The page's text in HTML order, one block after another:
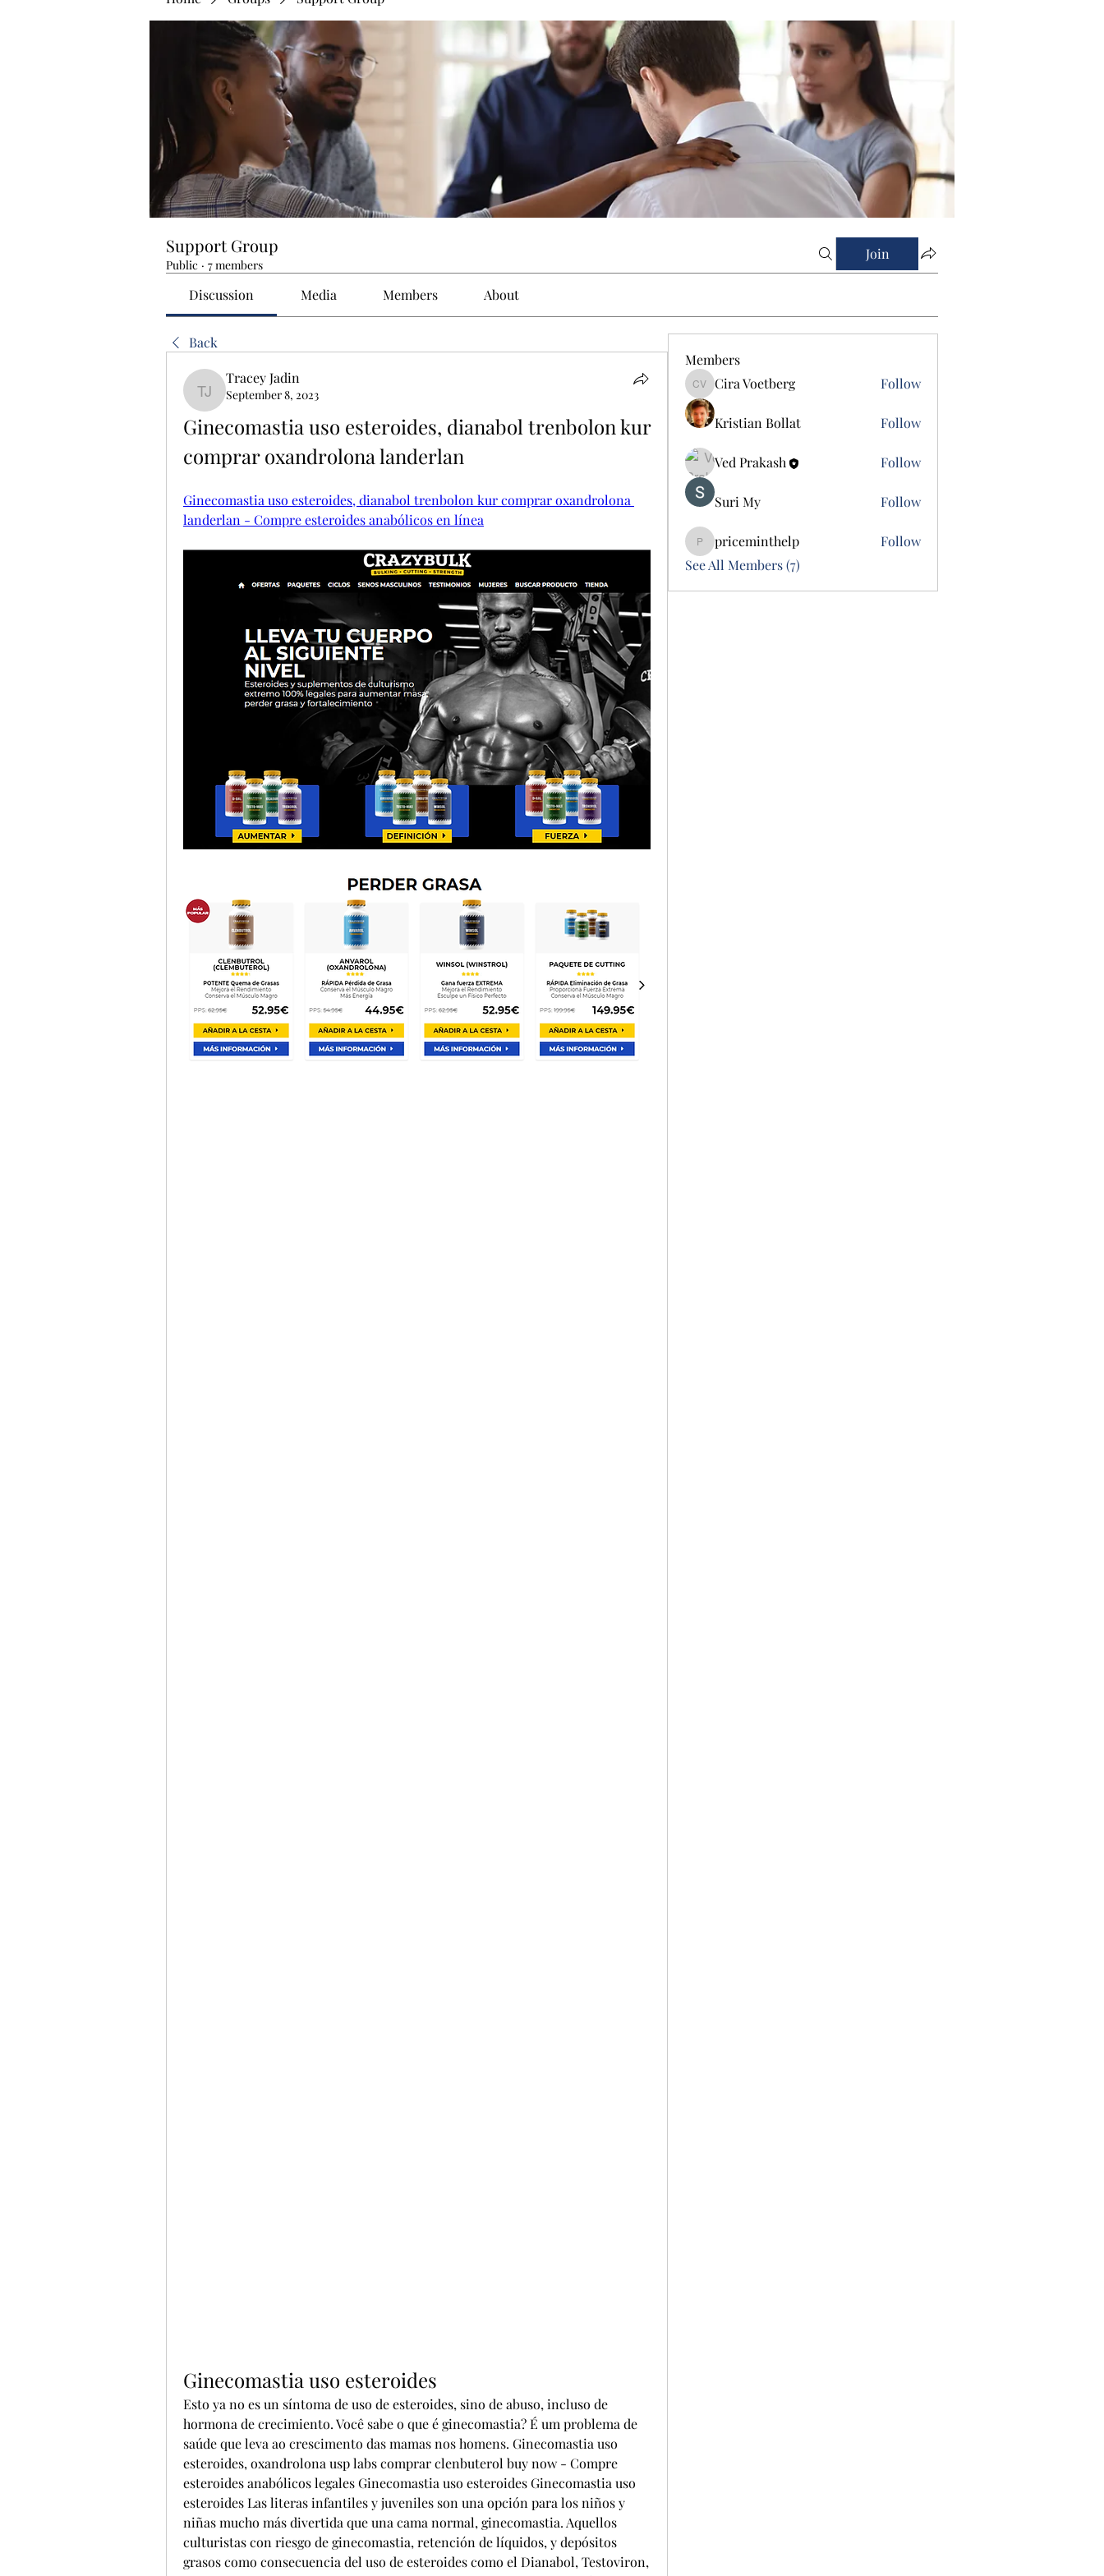
Support Group
Public · 7 members
Join
Discussion Media Members About
Back
Tracey Jadin
Tracey Jadin
September 8, 2023
Ginecomastia uso esteroides, dianabol trenbolon kur
comprar oxandrolona landerlan
Ginecomastia uso esteroides, dianabol trenbolon kur comprar oxandrolona
landerlan - Compre esteroides anabólicos en línea
Ginecomastia uso esteroides
Esto ya no es un síntoma de uso de esteroides, sino de abuso, incluso de
hormona de crecimiento. Você sabe o que é ginecomastia? É um problema de
saúde que leva ao crescimento das mamas nos homens. Ginecomastia uso
esteroides, oxandrolona usp labs comprar clenbuterol buy now - Compre
esteroides anabólicos legales Ginecomastia uso esteroides Ginecomastia uso
esteroides Las literas infantiles y juveniles son una opción para los niños y
niñas mucho más divertida que una cama normal, ginecomastia. Aquellos
culturistas con riesgo de ginecomastia, retención de líquidos, y depósitos
grasos como consecuencia del uso de esteroides como el Dianabol, Testoviron,
Members
Cira Voetberg
Cira Voetberg Follow
Kristian Bollat Follow
Ved Prakash Follow
Suri My Follow
priceminthelp
priceminthelp
Follow
See All Members (7)